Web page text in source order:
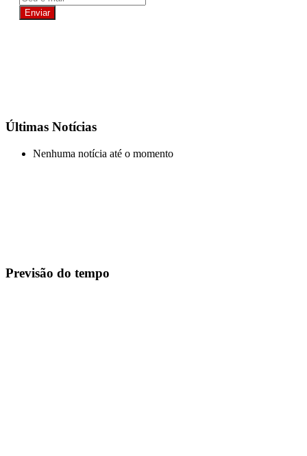
Últimas Notícias
Nenhuma notícia até o momento
Previsão do tempo